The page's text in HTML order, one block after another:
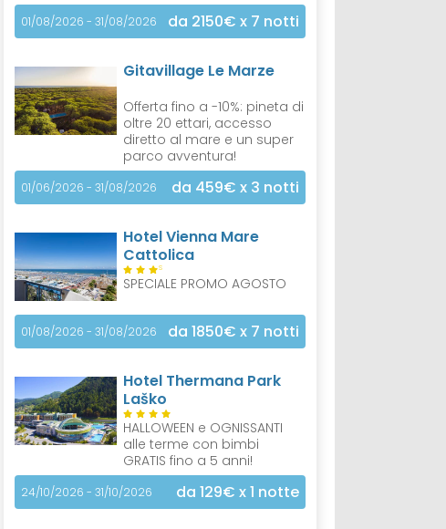
01/08/2026 - 31/08/2026 da 2150€ x 7 notti
Gitavillage Le Marze
Offerta fino a -10%: pineta di
oltre 20 ettari, accesso
diretto al mare e un super
parco avventura!
01/06/2026 - 31/08/2026 da 459€ x 3 notti
Hotel Vienna Mare
Cattolica
S
SPECIALE PROMO AGOSTO
01/08/2026 - 31/08/2026 da 1850€ x 7 notti
Hotel Thermana Park
Laško
HALLOWEEN e OGNISSANTI
alle terme con bimbi
GRATIS fino a 5 anni!
24/10/2026 - 31/10/2026 da 129€ x 1 notte